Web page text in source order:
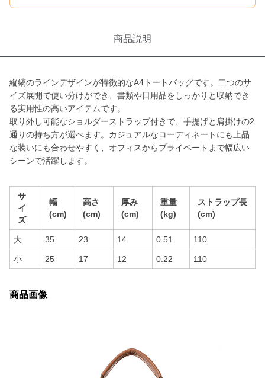
商品説明
縦縞のラインデザインが特徴的なA4トートバッグです。二つのサ
イズ展開で使い分けができ、書類や日用品をしっかりと収納でき
る実用性の高いアイテムです。
取り外し可能なショルダーストラップ付きで、手提げと肩掛けの2
通りの持ち方が選べます。カジュアルなコーディネートにも上品
な装いにも合わせやすく、オフィスからプライベートまで幅広い
シーンで活躍します。
サ
イ
ズ
幅
(cm)
高さ
(cm)
厚み
(cm)
重量
(kg)
ストラップ長
(cm)
大 35 23 14 0.51 110
小 25 17 12 0.22 110
商品画像